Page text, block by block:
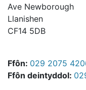
Ave Newborough
Llanishen
CF14 5DB
Ffôn: 029 2075
Ffôn deintyddol: